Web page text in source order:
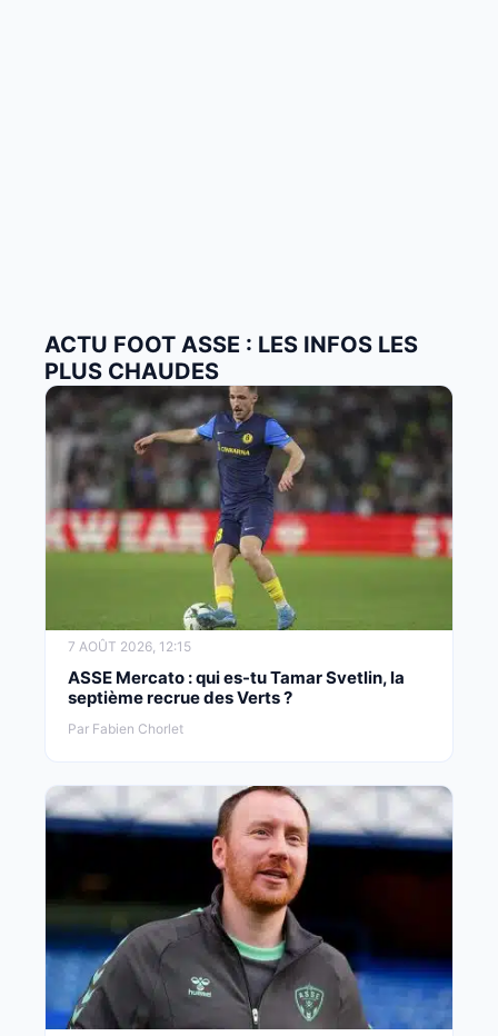
ACTU FOOT ASSE : LES INFOS LES
PLUS CHAUDES
7 AOÛT 2026, 12:15
ASSE Mercato : qui es-tu Tamar Svetlin, la
septième recrue des Verts ?
Par Fabien Chorlet